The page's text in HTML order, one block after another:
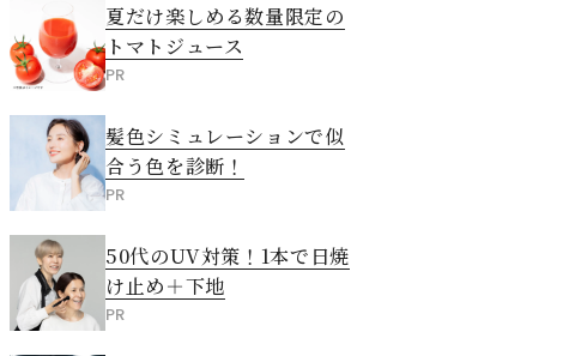
夏だけ楽しめる数量限定の
トマトジュース
PR
髪色シミュレーションで似
合う色を診断！
PR
50代のUV対策！1本で日焼
け止め＋下地
PR